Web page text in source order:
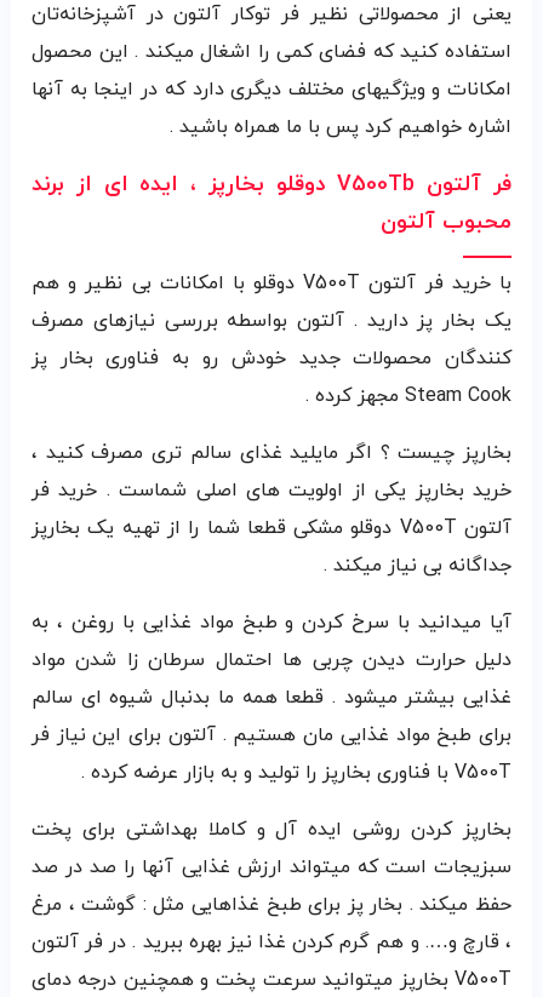
یعنی از محصولاتی نظیر فر توکار آلتون در آشپزخانه‌تان
استفاده کنید که فضای کمی را اشغال میکند . این محصول
امکانات و ویژگیهای مختلف دیگری دارد که در اینجا به آنها
اشاره خواهیم کرد پس با ما همراه باشید .
فر آلتون V500Tb دوقلو بخارپز ، ایده ای از برند
محبوب آلتون
با خرید فر آلتون V500T دوقلو با امکانات بی نظیر و هم
یک بخار پز دارید . آلتون بواسطه بررسی نیازهای مصرف
کنندگان محصولات جدید خودش رو به فناوری بخار پز
Steam Cook مجهز کرده .
بخارپز چیست ؟ اگر مایلید غذای سالم تری مصرف کنید ،
خرید بخارپز یکی از اولویت های اصلی شماست . خرید فر
آلتون V500T دوقلو مشکی قطعا شما را از تهیه یک بخارپز
جداگانه بی نیاز میکند .
آیا میدانید با سرخ کردن و طبخ مواد غذایی با روغن ، به
دلیل حرارت دیدن چربی ها احتمال سرطان زا شدن مواد
غذایی بیشتر میشود . قطعا همه ما بدنبال شیوه ای سالم
برای طبخ مواد غذایی مان هستیم . آلتون برای این نیاز فر
V500T با فناوری بخارپز را تولید و به بازار عرضه کرده .
بخارپز کردن روشی ایده آل و کاملا بهداشتی برای پخت
سبزیجات است که میتواند ارزش غذایی آنها را صد در صد
حفظ میکند . بخار پز برای طبخ غذاهایی مثل : گوشت ، مرغ
، قارچ و…. و هم گرم کردن غذا نیز بهره ببرید . در فر آلتون
V500T بخارپز میتوانید سرعت پخت و همچنین درجه دمای